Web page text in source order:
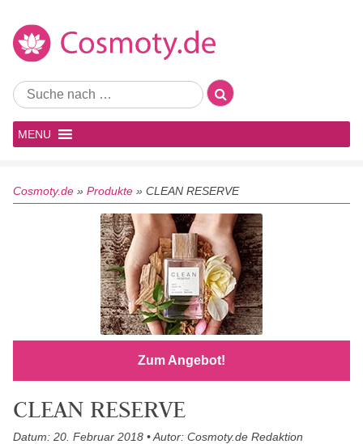
MENU
Cosmoty.de » Produkte » CLEAN RESERVE
Zum Angebot!
CLEAN RESERVE
Datum: 20. Februar 2018 • Autor: Cosmoty.de Redaktion